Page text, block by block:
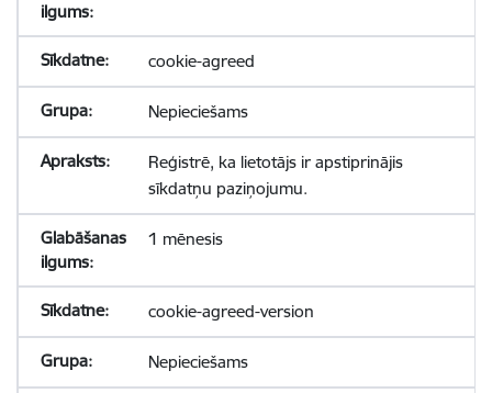
cookie-agreed
Nepieciešams
Reģistrē, ka lietotājs ir apstiprinājis
sīkdatņu paziņojumu.
1 mēnesis
cookie-agreed-version
Nepieciešams